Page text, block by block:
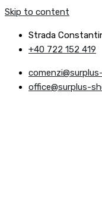
Skip to content
Strada
+40 722 152 419
office@surplus-